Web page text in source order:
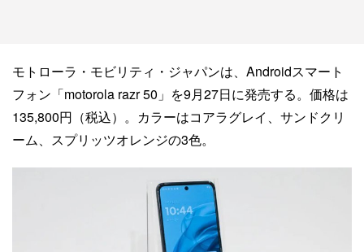
モトローラ・モビリティ・ジャパンは、Androidスマート
フォン「motorola razr 50」を9月27日に発売する。価格は
135,800円（税込）。カラーはコアラグレイ、サンドクリ
ーム、スプリッツオレンジの3色。